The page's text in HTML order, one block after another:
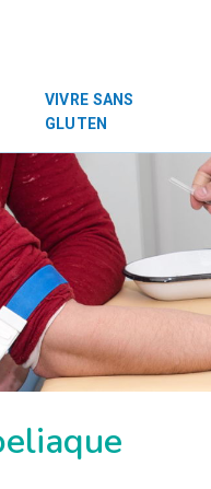
VIVRE SANS
GLUTEN